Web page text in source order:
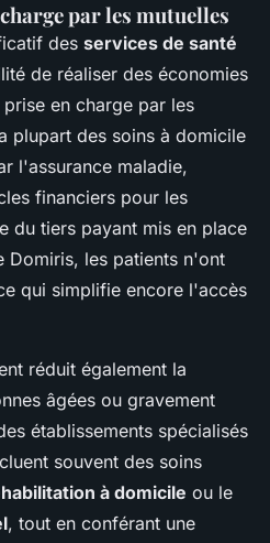
par les mutuelles
des services de santé
de réaliser des économies
en charge par les
plupart des soins à domicile
l'assurance maladie,
financiers pour les
du tiers payant mis en place
Domiris, les patients n'ont
qui simplifie encore l'accès
réduit également la
âgées ou gravement
établissements spécialisés
souvent des soins
à domicile ou le
, tout en conférant une